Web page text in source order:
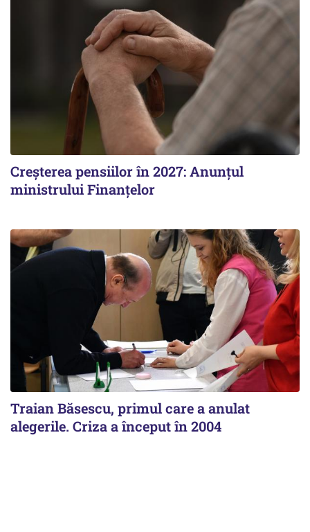
Creșterea pensiilor în 2027: Anunțul
ministrului Finanțelor
Traian Băsescu, primul care a anulat
alegerile. Criza a început în 2004